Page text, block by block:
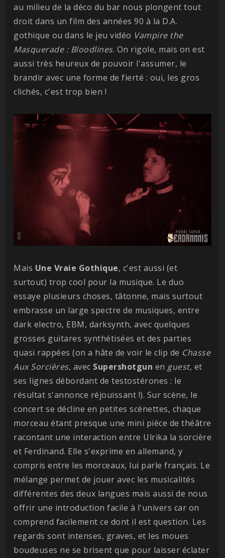
au milieu de la déco du bar nous plongent tout
droit dans un film des années 90 à la D.A.
gothique ou dans le jeu vidéo Vampire the
Masquerade : Bloodlines. On rigole, mais on est
aussi très heureux de pouvoir l'assumer, le
brandir avec une forme de fierté : oui, les gros
clichés, c'est trop bien !
Mais Une Vraie Gothique, c'est aussi (et
surtout) trop cool pour la musique. Le duo
essaye plusieurs choses, tâtonne, mais surtout
embrasse un large spectre de musiques, entre
dark electro, EBM, darksynth, avec quelques
grosses guitares synthétisées et des parties
quasi rappées (on a hâte de voir le clip de Chasse
Aux Sorcières, avec Supershotgun en guest, et
ses lignes débordant de testostérones : le
résultat s'annonce réjouissant !). Sur scène, le
concert se décline en petites scénettes, chaque
morceau étant presque une mini pièce de théâtre
racontant une interaction entre Ulrika la sorcière
et Ferdinand. Elle s'exprime en allemand, y
compris entre les morceaux, lui parle français. Le
mélange permet de jouer avec les musicalités
différentes des deux langues mais aussi de nous
offrir une introduction facile à l'univers car on
comprend facilement ce dont il est question. Les
regards sont intenses, graves, et les moues
boudeuses ne se brisent que pour laisser éclater